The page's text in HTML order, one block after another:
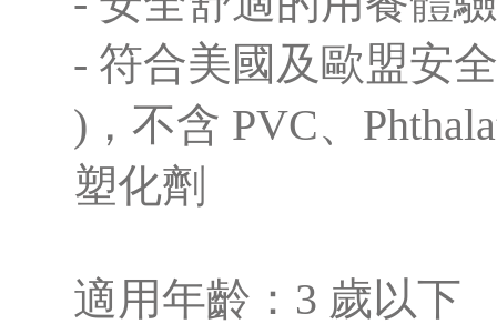
- 符合美國及歐盟安
)，不含 PVC、
塑化劑
適用年齡：3 歲以下